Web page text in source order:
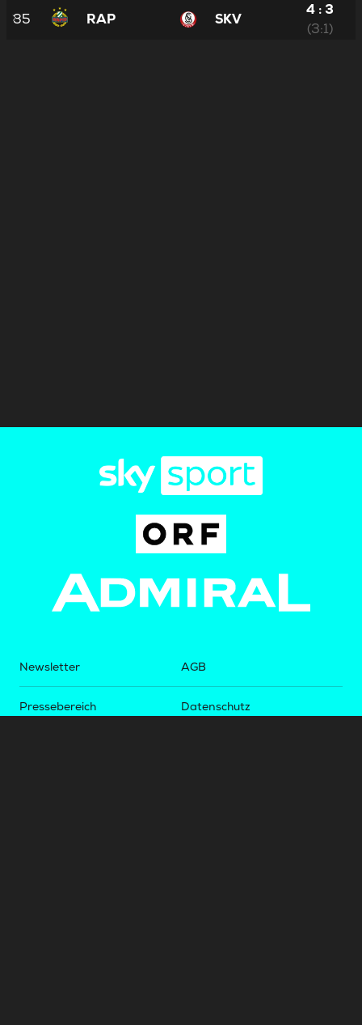
35 RAP SKV
4 : 3
(3:1)
Newsletter
Pressebereich
AGB
Datenschutz